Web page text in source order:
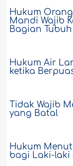
Hukum
Mandi Wajib
Bagian
Hukum Air
ketika
Tidak Wajib
yang Batal
Hukum
bagi Laki-laki